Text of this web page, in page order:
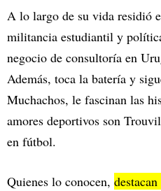
A lo largo de su vida residió
militancia estudiantil y
negocio de consultoría en
Además, toca la batería y
Muchachos, le fascinan las
amores deportivos son
en fútbol.
Quienes lo conocen,